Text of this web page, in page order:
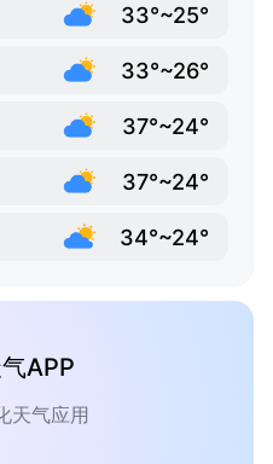
33°~25°
33°~26°
37°~24°
37°~24°
34°~24°
APP
天气应用